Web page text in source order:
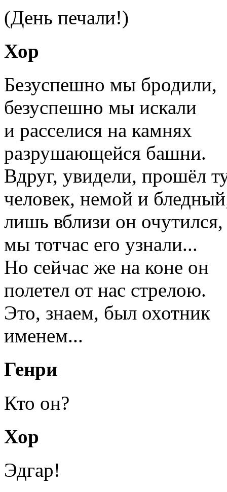
(День печали!)
Хор
Безуспешно мы бродили,
безуспешно мы искали
и расселися на камнях
разрушающейся башни.
Вдруг, увидели, прошёл
человек, немой и
лишь вблизи он очутился,
мы тотчас его узнали...
Но сейчас же на коне он
полетел от нас стрелою.
Это, знаем, был охотник
именем...
Генри
Кто он?
Хор
Эдгар!